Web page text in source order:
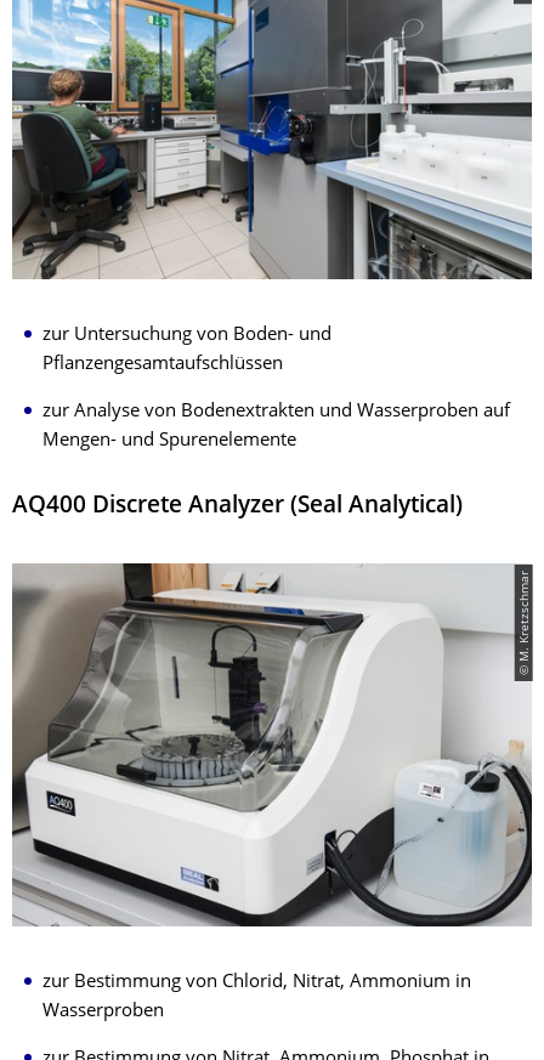
zur Untersuchung von Boden- und
Pflanzengesamtaufschlüssen
zur Analyse von Bodenextrakten und Wasserproben auf
Mengen- und Spurenelemente
AQ400 Discrete Analyzer (Seal Analytical)
© M. Kretzschmar
zur Bestimmung von Chlorid, Nitrat, Ammonium in
Wasserproben